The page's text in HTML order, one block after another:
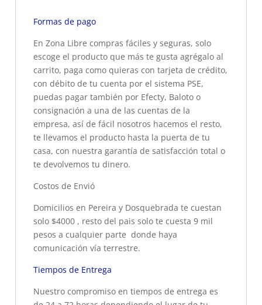
Formas de pago
En Zona Libre compras fáciles y seguras, solo
escoge el producto que más te gusta agrégalo al
carrito, paga como quieras con tarjeta de crédito,
con débito de tu cuenta por el sistema PSE,
puedas pagar también por Efecty, Baloto o
consignación a una de las cuentas de la
empresa, así de fácil nosotros hacemos el resto,
te llevamos el producto hasta la puerta de tu
casa, con nuestra garantía de satisfacción total o
te devolvemos tu dinero.
Costos de Envió
Domicilios en Pereira y Dosquebrada te cuestan
solo $4000 , resto del pais solo te cuesta 9 mil
pesos a cualquier parte donde haya
comunicación vía terrestre.
Tiempos de Entrega
Nuestro compromiso en tiempos de entrega es